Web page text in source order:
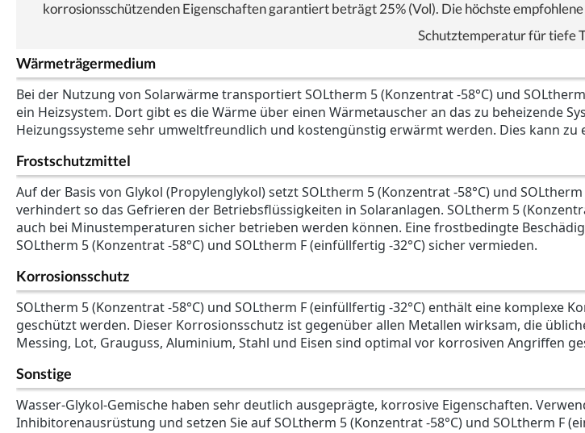
korrosionsschützenden Eigenschaften garantiert beträgt 25% (Vol). Die höchste
Schutztemperatur für tiefe
Wärmeträgermedium
Bei der Nutzung von Solarwärme transportiert SOLtherm 5 (Konzentrat -58°C) und
ein Heizsystem. Dort gibt es die Wärme über einen Wärmetauscher an das zu beheizende
Heizungssysteme sehr umweltfreundlich und kostengünstig erwärmt werden. Dies kann
Frostschutzmittel
Auf der Basis von Glykol (Propylenglykol) setzt SOLtherm 5 (Konzentrat -58°C) und
verhindert so das Gefrieren der Betriebsflüssigkeiten in Solaranlagen. SOLtherm 5
auch bei Minustemperaturen sicher betrieben werden können. Eine frostbedingte
SOLtherm 5 (Konzentrat -58°C) und SOLtherm F (einfüllfertig -32°C) sicher vermieden.
Korrosionsschutz
SOLtherm 5 (Konzentrat -58°C) und SOLtherm F (einfüllfertig -32°C) enthält eine
geschützt werden. Dieser Korrosionsschutz ist gegenüber allen Metallen wirksam, die
Messing, Lot, Grauguss, Aluminium, Stahl und Eisen sind optimal vor korrosiven Angriffen
Sonstige
Wasser-Glykol-Gemische haben sehr deutlich ausgeprägte, korrosive Eigenschaften.
Inhibitorenausrüstung und setzen Sie auf SOLtherm 5 (Konzentrat -58°C) und SOLtherm F